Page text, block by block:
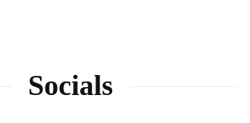
Socials